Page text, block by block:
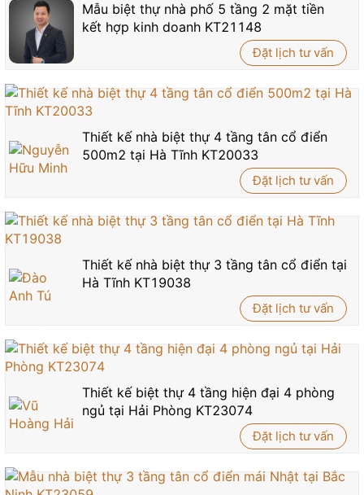
Mẫu biệt thự nhà phố 5 tầng 2 mặt tiền
kết hợp kinh doanh KT21148
Đặt lịch tư vấn
Thiết kế nhà biệt thự 4 tầng tân cổ điển
500m2 tại Hà Tĩnh KT20033
Đặt lịch tư vấn
Thiết kế nhà biệt thự 3 tầng tân cổ điển tại
Hà Tĩnh KT19038
Đặt lịch tư vấn
Thiết kế biệt thự 4 tầng hiện đại 4 phòng
ngủ tại Hải Phòng KT23074
Đặt lịch tư vấn